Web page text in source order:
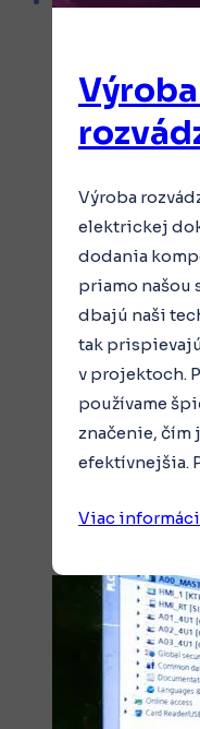
Výroba
elektrickej
dodania
priamo našou
dbajú naši
tak
v projektoch.
používame
značenie, čím
efektívnejšia.
Viac